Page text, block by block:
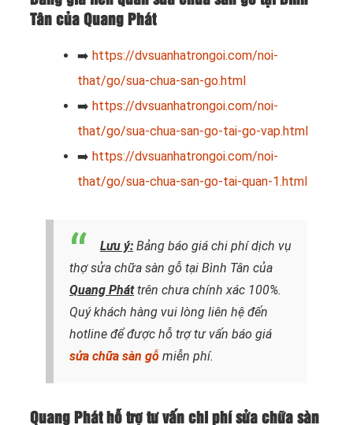
Tân của Quang Phát
➡️ https://dvsuanhatrongoi.com/noi-
that/go/sua-chua-san-go.html
➡️ https://dvsuanhatrongoi.com/noi-
that/go/sua-chua-san-go-tai-go-vap.html
➡️ https://dvsuanhatrongoi.com/noi-
that/go/sua-chua-san-go-tai-quan-1.html
Lưu ý: Bảng báo giá chi phí dịch vụ
thợ sửa chữa sàn gỗ tại Bình Tân của
Quang Pháttrên chưa chính xác 100%.
Quý khách hàng vui lòng liên hệ đến
hotline để được hỗ trợ tư vấn báo giá
sửa chữa sàn gỗ miễn phí.
Quang Phát hỗ trợ tư vấn chi phí sửa chữa sàn